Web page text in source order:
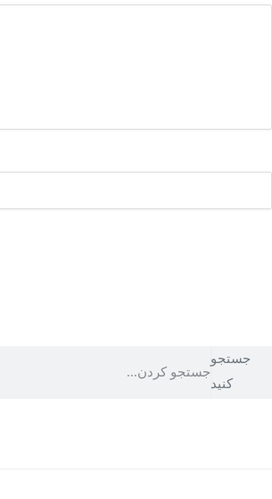
جستجو
کنید